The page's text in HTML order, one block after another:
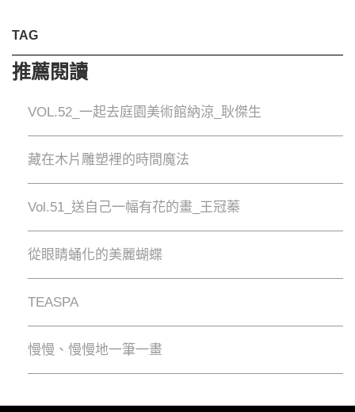
TAG
推薦閱讀
VOL.52_一起去庭園美術館納涼_耿傑生
藏在木片雕塑裡的時間魔法
Vol.51_送自己一幅有花的畫_王冠蓁
從眼睛蛹化的美麗蝴蝶
TEASPA
慢慢、慢慢地⼀筆⼀畫